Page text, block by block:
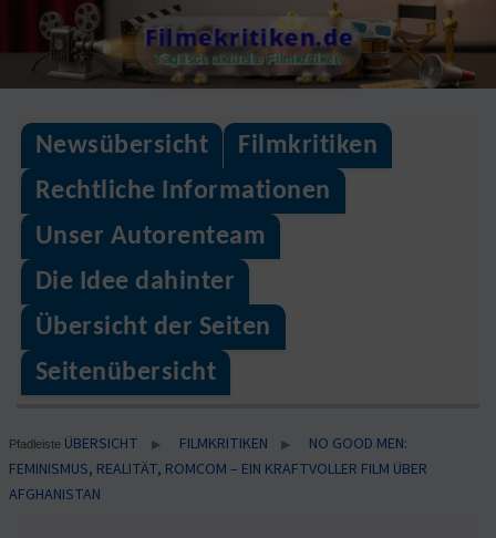
to
content
Filmekritiken.de
Täglisch aktuelle Filmkritiken
Newsübersicht
Filmkritiken
Rechtliche Informationen
Unser Autorenteam
Die Idee dahinter
Übersicht der Seiten
Seitenübersicht
Pfadleiste ÜBERSICHT ▶ FILMKRITIKEN ▶
NO GOOD MEN:
FEMINISMUS, REALITÄT, ROMCOM – EIN KRAFTVOLLER FILM ÜBER
AFGHANISTAN